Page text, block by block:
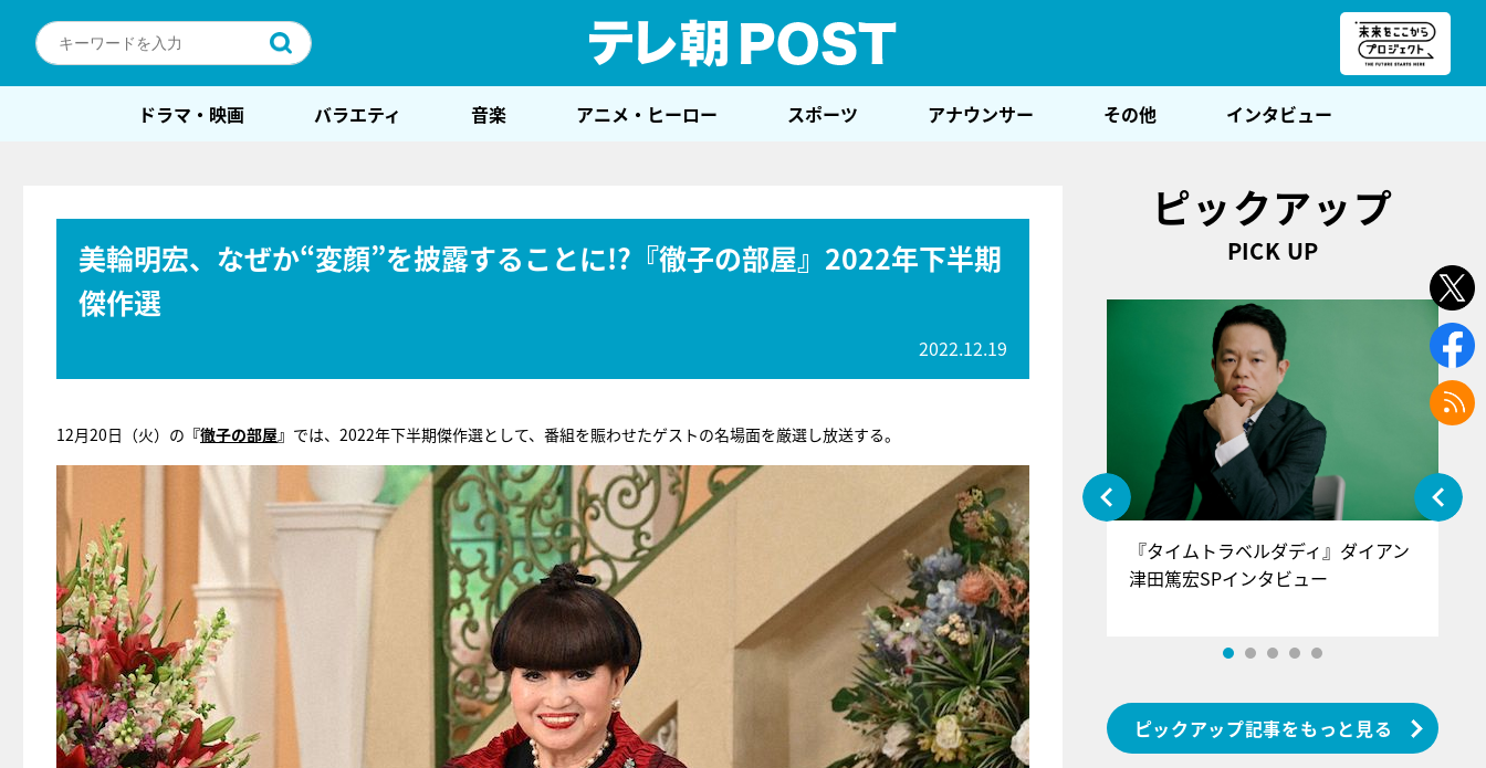
ドラマ・映画 バラエティ 音楽 アニメ・ヒーロー スポーツ アナウンサー その他 インタビュー
美輪明宏、なぜか“変顔”を披露することに!?『徹子の部屋』2022年下半期
傑作選
2022.12.19
12月20日（火）の 『徹子の部屋』 では、2022年下半期傑作選として、番組を賑わせたゲストの名場面を厳選し放送する。
ピックアップ
PICK UP
『アイ＝ラブ！げーみんぐ』＝LOV
E齋藤樹愛羅＆佐々木舞香SPインタ
ビュー
『タイムトラベルダディ』ダイアン
津田篤宏SPインタビュー
ピックアップ記事をもっと見る